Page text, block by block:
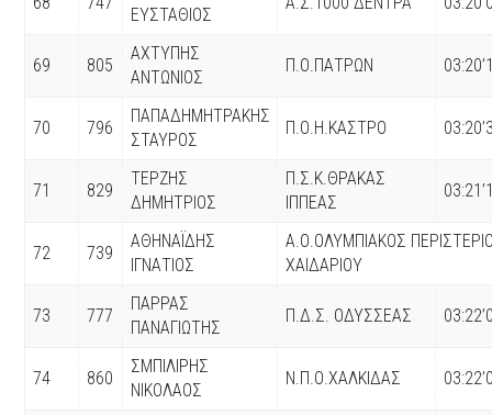
ΕΥΣΤΑΘΙΟΣ
69 805
ΑΧΤΥΠΗΣ
ΑΝΤΩΝΙΟΣ
Π.Ο.ΠΑΤΡΩΝ
70 796
ΠΑΠΑΔΗΜΗΤΡΑΚΗΣ
ΣΤΑΥΡΟΣ
Π.Ο.Η.ΚΑΣΤΡΟ
71 829
ΤΕΡΖΗΣ
ΔΗΜΗΤΡΙΟΣ
Π.Σ.Κ.ΘΡΑΚΑΣ
ΙΠΠΕΑΣ
72 739
ΑΘΗΝΑΪΔΗΣ
ΙΓΝΑΤΙΟΣ
Α.Ο.ΟΛΥΜΠΙΑΚΟΣ
ΧΑΙΔΑΡΙΟΥ
73 777
ΠΑΡΡΑΣ
ΠΑΝΑΓΙΩΤΗΣ
Π.Δ.Σ. ΟΔΥΣΣΕΑΣ
74 860
ΣΜΠΙΛΙΡΗΣ
ΝΙΚΟΛΑΟΣ
Ν.Π.Ο.ΧΑΛΚΙΔΑΣ